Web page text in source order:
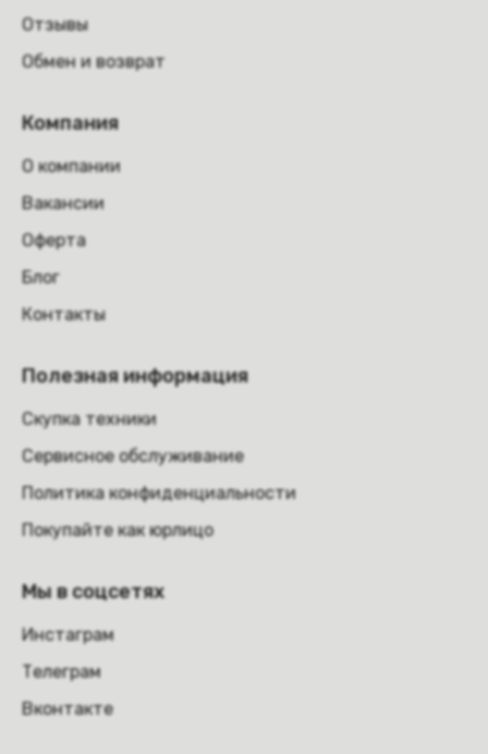
Отзывы
Обмен и возврат
Компания
О компании
Вакансии
Оферта
Блог
Контакты
Полезная информация
Скупка техники
Сервисное обслуживание
Политика конфиденциальности
Покупайте как юрлицо
Мы в соцсетях
Инстаграм
Телеграм
Вконтакте